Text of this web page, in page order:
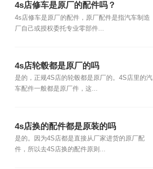
4s店修车是原厂的配件吗？
4s店修车是原厂的配件，原厂配件是指汽车制造
厂自己或授权委托专业零部件...
4s店轮毂都是原厂的吗
是的，正规4S店的轮毂都是原厂的。4S店里的汽
车配件一般都是原厂件，这...
4s店换的配件都是原装的吗
是的。因为4S店都是直接从厂家进货的原厂配
件，所以去4S店换的配件原则...